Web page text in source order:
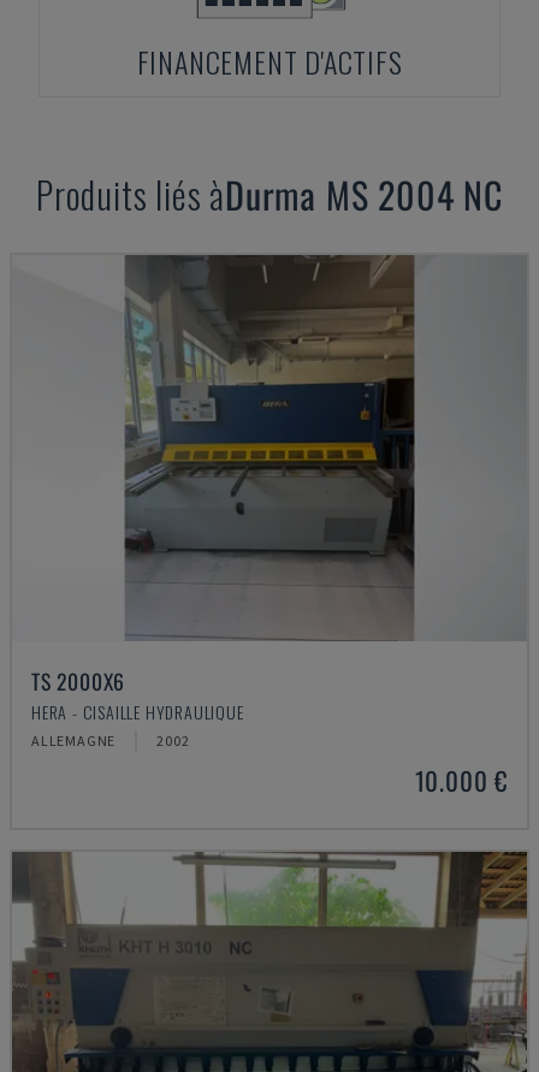
FINANCEMENT D'ACTIFS
Produits liés àDurma MS 2004 NC
TS 2000X6
HERA - CISAILLE HYDRAULIQUE
ALLEMAGNE 2002
10.000 €